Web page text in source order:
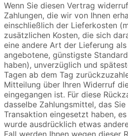
Wenn Sie diesen Vertrag
Zahlungen, die wir von Ihnen
einschließlich der Lieferkosten
zusätzlichen Kosten, die sich
eine andere Art der Lieferung
angebotene, günstigste
haben), unverzüglich und
Tagen ab dem Tag
Mitteilung über Ihren Widerruf
eingegangen ist. Für diese
dasselbe Zahlungsmittel, das
Transaktion eingesetzt haben,
wurde ausdrücklich etwas